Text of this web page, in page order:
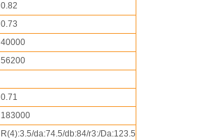
0.82
0.73
40000
56200
0.71
183000
R(4):3.5/da:74.5/db:84/r3:/Da:123.5/Db:-